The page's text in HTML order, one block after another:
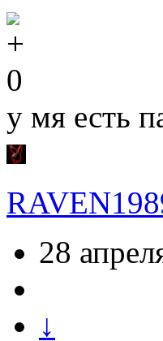
0
у мя есть
28
↓